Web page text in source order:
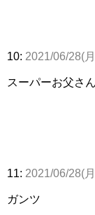
10: 2021/06/28(
スーパーお父さん
11: 2021/06/28(
ガンツ